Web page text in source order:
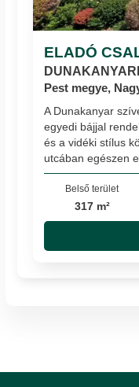
ELADÓ
Pest megye,
A Dunakanyar
egyedi bájjal
és a vidéki stílus
utcában egészen
Belső terület
317 m²